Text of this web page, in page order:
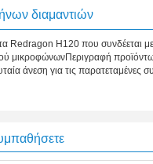
διαμαντιών
Redragon H120 που συνδέεται
μικροφώνωνΠεριγραφή
άνεση για τις παρατεταμένες